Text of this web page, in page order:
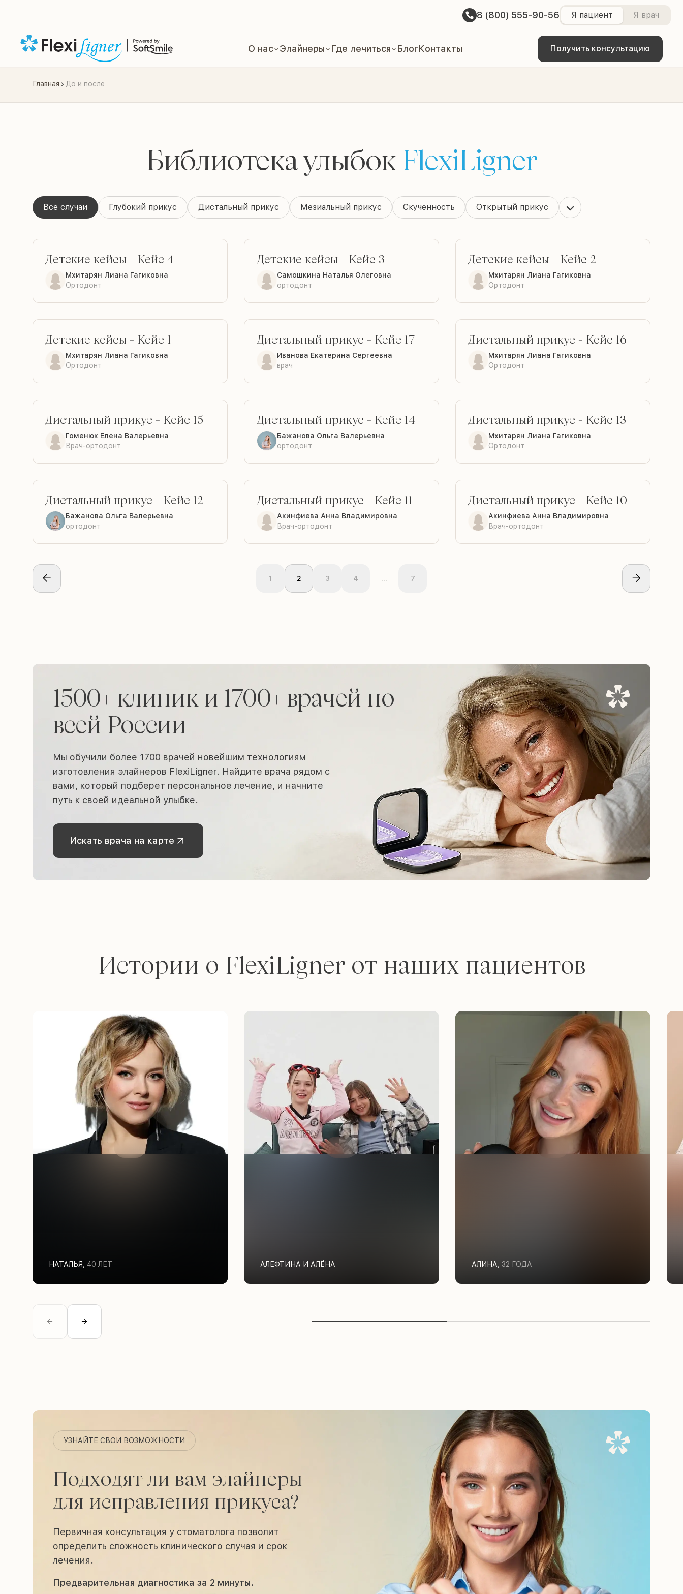
8 (800) 555-90-56 Я пациент Я врач
О нас Элайнеры Где лечиться БлогКонтакты Получить консультацию
Главная До и после
Библиотека улыбокFlexiLigner
Все случаи Глубокий прикус Дистальный прикус Мезиальный прикус Скученность Открытый прикус
ДО
Детские кейсы - Кейс 4
Мхитарян Лиана Гагиковна
Ортодонт
ДО
Детские кейсы - Кейс 3
Самошкина Наталья Олеговна
ортодонт
ДО
Детские кейсы - Кейс 2
Мхитарян Лиана Гагиковна
Ортодонт
ДО
Детские кейсы - Кейс 1
Мхитарян Лиана Гагиковна
Ортодонт
ДО ПОСЛЕ
Дистальный прикус - Кейс 17
Иванова Екатерина Сергеевна
врач
ДО ПОСЛЕ
Дистальный прикус - Кейс 16
Мхитарян Лиана Гагиковна
Ортодонт
ДО ПОСЛЕ
Дистальный прикус - Кейс 15
Гоменюк Елена Валерьевна
Врач-ортодонт
ДО ПОСЛЕ
Дистальный прикус - Кейс 14
Бажанова Ольга Валерьевна
ортодонт
ДО ПОСЛЕ
Дистальный прикус - Кейс 13
Мхитарян Лиана Гагиковна
Ортодонт
ДО ПОСЛЕ
Дистальный прикус - Кейс 12
Бажанова Ольга Валерьевна
ортодонт
ДО ПОСЛЕ
Дистальный прикус - Кейс 11
Акинфиева Анна Владимировна
Врач-ортодонт
ДО ПОСЛЕ
Дистальный прикус - Кейс 10
Акинфиева Анна Владимировна
Врач-ортодонт
1 2 3 4 ... 7
1500+ клиник и 1700+ врачей по
всей России
Мы обучили более 1700 врачей новейшим технологиям
изготовления элайнеров FlexiLigner. Найдите врача рядом с
вами, который подберет персональное лечение, и начните
путь к своей идеальной улыбке.
Искать врача на карте
Истории о FlexiLigner от наших пациентов
НАТАЛЬЯ 40 ЛЕТ АЛЕФТИНА И АЛЁНА АЛИНА 32 ГОДА
УЗНАЙТЕ СВОИ ВОЗМОЖНОСТИ
Подходят ли вам элайнеры
для исправления прикуса?
Первичная консультация у стоматолога позволит
определить сложность клинического случая и срок
лечения.
Предварительная диагностика за 2 минуты.